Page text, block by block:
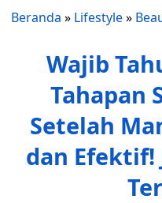
Beranda » Lifestyle»
Wajib
Tahapan
Setelah
dan Efektif!